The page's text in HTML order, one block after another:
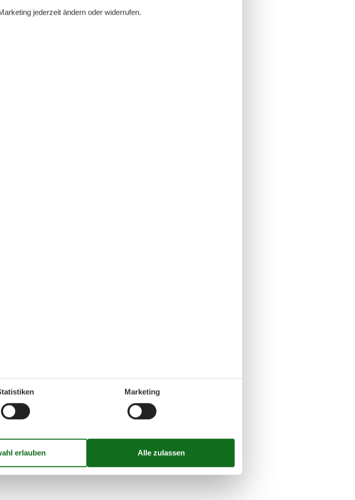
Segelclub oder
Reisepreis enthalten, und
(Durchfahrtshöhe 2,80
Auszeit brauchen.
- Glück - bevor es
ggf. nicht ausreichend.
Wasserkocher,
jederzeit ändern oder widerrufen.
Marketing